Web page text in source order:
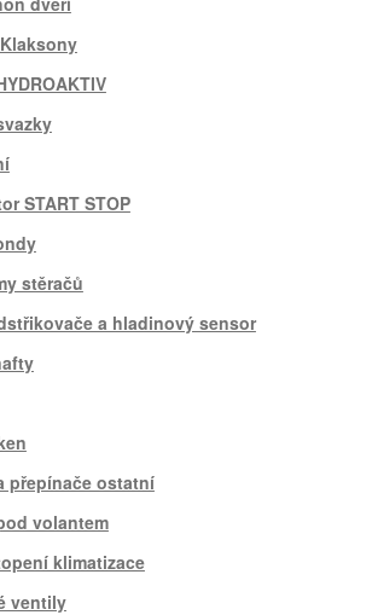
START STOP
stěračů
a hladinový sensor
přepínače ostatní
volantem
klimatizace
ventily